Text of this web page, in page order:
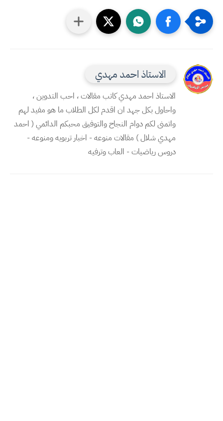
الاستاذ احمد مهدي
الاستاذ احمد مهدي كاتب مقالات ، احب التدوين ،
واحاول بكل جهد ان اقدم لكل الطلاب ما هو مفيد لهم
واتمنى لكم دوام النجاح والتوفيق محبكم الدائمي ( احمد
مهدي شلال ) مقالات منوعه - اخبار تربويه ومنوعه -
دروس رياضيات - العاب وترفيه